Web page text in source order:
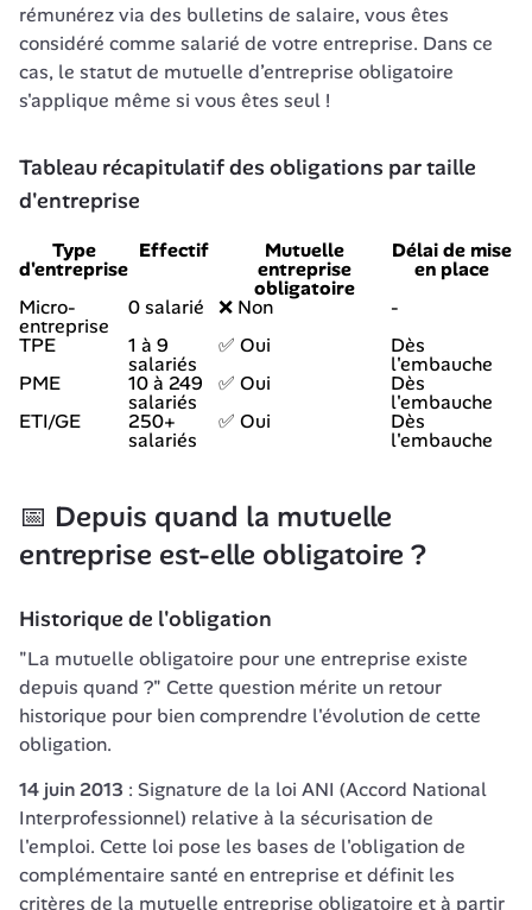
rémunérez via des bulletins de salaire, vous êtes
considéré comme salarié de votre entreprise. Dans ce
cas, le statut de mutuelle d’entreprise obligatoire
s'applique même si vous êtes seul !
Tableau récapitulatif des obligations par taille
d'entreprise
Type
d'entreprise
Effectif Mutuelle
entreprise
obligatoire
Délai de mise
en place
Micro-
entreprise
0 salarié ❌ Non
-
TPE
1 à 9
salariés
✅ Oui Dès
l'embauche
PME 10 à 249
salariés
✅ Oui Dès
l'embauche
ETI/GE 250+
salariés
✅ Oui Dès
l'embauche
📅 Depuis quand la mutuelle
entreprise est-elle obligatoire ?
Historique de l'obligation
"La mutuelle obligatoire pour une entreprise existe
depuis quand ?" Cette question mérite un retour
historique pour bien comprendre l'évolution de cette
obligation.
14 juin 2013 : Signature de la loi ANI (Accord National
Interprofessionnel) relative à la sécurisation de
l'emploi. Cette loi pose les bases de l'obligation de
complémentaire santé en entreprise et définit les
critères de la mutuelle entreprise obligatoire et à partir